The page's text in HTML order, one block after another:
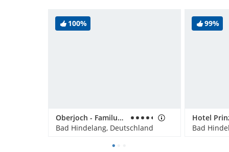
100%
Oberjoch - Familux Resort
Bad Hindelang, Deutschland
99%
Bad